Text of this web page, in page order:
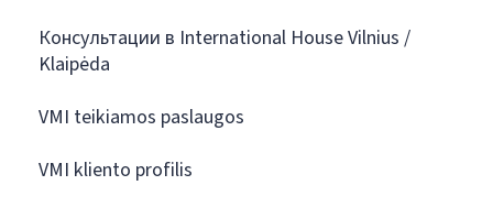
Консультации в International House Vilnius /
Klaipėda
VMI teikiamos paslaugos
VMI kliento profilis